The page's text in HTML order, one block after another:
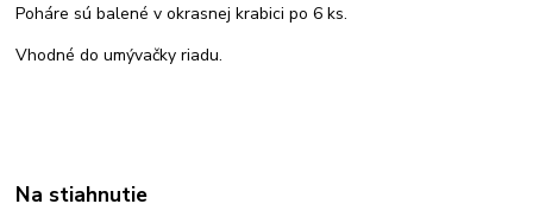
Poháre sú balené v okrasnej krabici po 6 ks.
Vhodné do umývačky riadu.
Na stiahnutie